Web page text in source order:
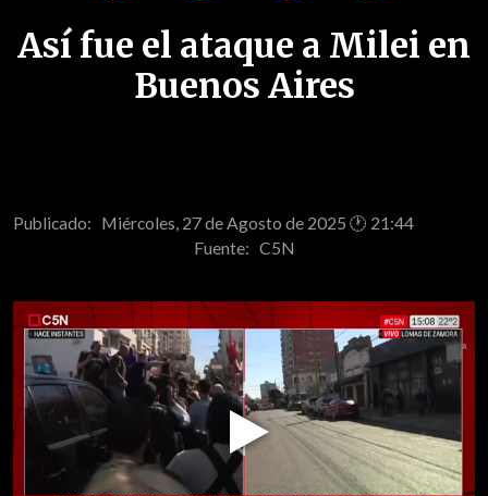
Así fue el ataque a Milei en
Buenos Aires
Publicado: Miércoles, 27 de Agosto de 2025 🕐 21:44
Fuente: C5N
Play
Video